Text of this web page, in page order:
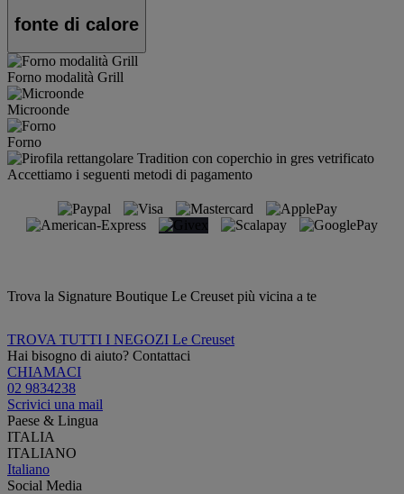
fonte di calore
Forno modalità Grill
Microonde
Forno
Accettiamo i seguenti metodi di pagamento
Trova la Signature Boutique Le Creuset più vicina a te
TROVA TUTTI I NEGOZI Le Creuset
Hai bisogno di aiuto? Contattaci
CHIAMACI
02 9834238
Scrivici una mail
Paese & Lingua
ITALIA
ITALIANO
Italiano
Social Media